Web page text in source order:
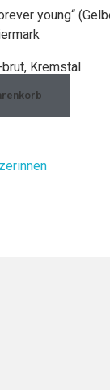
young“
Kremstal